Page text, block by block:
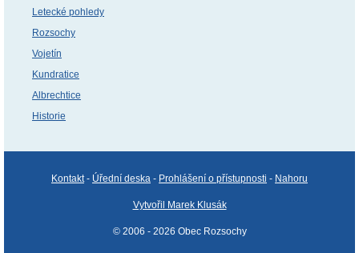
Letecké pohledy
Rozsochy
Vojetín
Kundratice
Albrechtice
Historie
Kontakt- Úřední deska - Prohlášení o přístupnosti - Nahoru
Vytvořil Marek Klusák
© 2006 - 2026 Obec Rozsochy